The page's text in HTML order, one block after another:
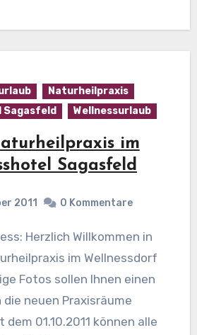
Naturheilpraxis
Sagasfeld
Wellnessurlaub
im
Sagasfeld
2011 0 Kommentare
im Wellnessdorf
Fotos sollen Ihnen einen
die neuen Praxisräume
dem 01.10.2011 können alle